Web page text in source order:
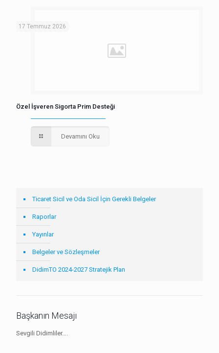
17 Temmuz 2026
Özel İşveren Sigorta Prim Desteği
Devamını Oku
Ticaret Sicil ve Oda Sicil İçin Gerekli Belgeler
Raporlar
Yayınlar
Belgeler ve Sözleşmeler
DidimTO 2024-2027 Stratejik Plan
Başkanın Mesajı
Sevgili Didimliler….